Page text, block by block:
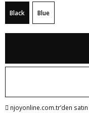
Black Blue
njoyonline.com.tr’den satın